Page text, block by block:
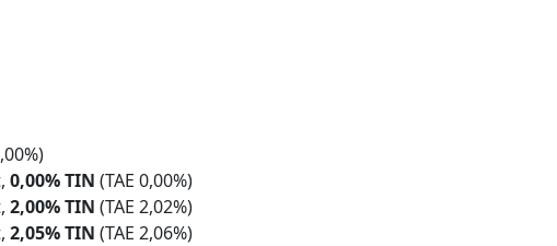
0,00% TIN (TAE 0,00%)
2,00% TIN (TAE 2,02%)
2,05% TIN (TAE 2,06%)